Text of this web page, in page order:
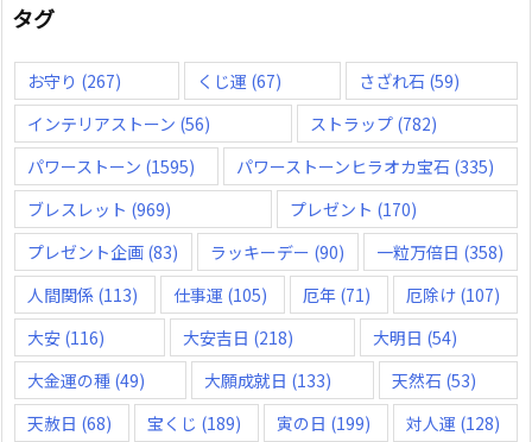
タグ
お守り (267) くじ運 (67) さざれ石 (59)
インテリアストーン (56) ストラップ(782)
パワーストーン (1595) パワーストーンヒラオカ宝石 (335)
ブレスレット (969) プレゼント (170)
プレゼント企画 (83) ラッキーデー (90) 一粒万倍日 (358)
人間関係 (113) 仕事運 (105) 厄年 (71) 厄除け (107)
大安 (116) 大安吉日 (218) 大明日 (54)
大金運の種 (49) 大願成就日 (133) 天然石 (53)
天赦日 (68) 宝くじ (189) 寅の日 (199) 対人運 (128)